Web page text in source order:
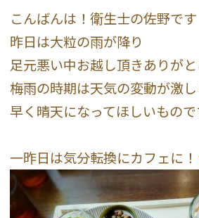
こんばんは！衛生士の佐野で
昨日は大粒の雨が降り
足元悪い中お越し頂きありがと
梅雨の時期は天気の変動が激し
早く晴天になってほしいもの
一昨日は気分転換にカフェに！